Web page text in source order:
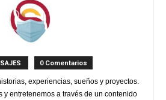
0 Comentarios
experiencias, sueños y proyectos.
y entretenemos a través de un contenido